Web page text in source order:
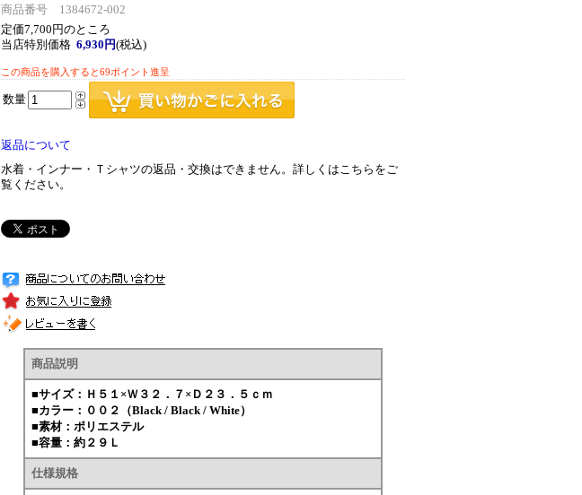
商品番号 1384672-002
定価7,700円のところ
当店特別価格 6,930円(税込)
この商品を購入すると69ポイント進呈
数量
返品について
水着・インナー・Ｔシャツの返品・交換はできません。詳しくはこちらをご
覧ください。
商品説明
■サイズ：Ｈ５１×Ｗ３２．７×Ｄ２３．５ｃｍ
■カラー：００２（Black / Black / White）
■素材：ポリエステル
■容量：約２９Ｌ
仕様規格